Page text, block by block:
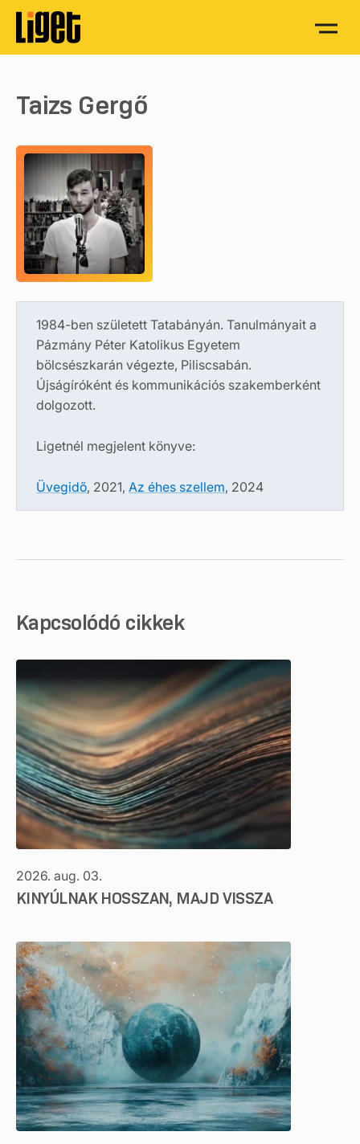
Taizs Gergő
1984-ben született Tatabányán. Tanulmányait a
Pázmány Péter Katolikus Egyetem
bölcsészkarán végezte, Piliscsabán.
Újságíróként és kommunikációs szakemberként
dolgozott.
Ligetnél megjelent könyve:
Üvegidő, 2021, Az éhes szellem, 2024
Kapcsolódó cikkek
2026. aug. 03.
KINYÚLNAK HOSSZAN, MAJD VISSZA